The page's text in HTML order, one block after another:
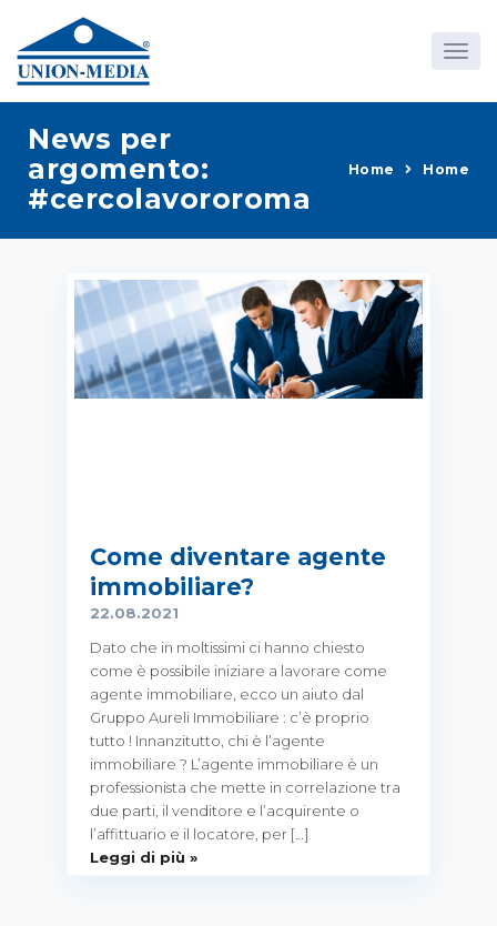
News per
argomento:
#cercolavororoma
Home Home
Come diventare agente
immobiliare?
22.08.2021
Dato che in moltissimi ci hanno chiesto
come è possibile iniziare a lavorare come
agente immobiliare, ecco un aiuto dal
Gruppo Aureli Immobiliare : c’è proprio
tutto ! Innanzitutto, chi è l’agente
immobiliare ? L’agente immobiliare è un
professionista che mette in correlazione tra
due parti, il venditore e l’acquirente o
l’affittuario e il locatore, per […]
Leggi di più »